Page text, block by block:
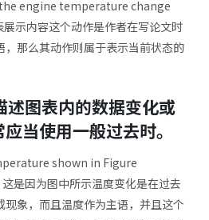
the engine temperature change
示内容这个动作是作者在写论文时
那么其动作则属于表示当前状态的
述图表内的数据变化或
当使用一般过去时。
shown in Figure
是因为图中所示温度变化是在过去
象，而且温度作为主语，并且这个